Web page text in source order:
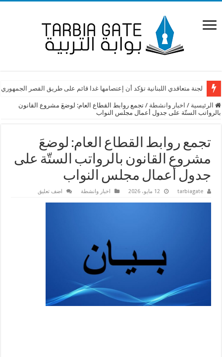
لجنة متعاقدي اللبنانية تؤكد أن إعتصامها غدا قائم على طريق القصر الجمهوري
الرئيسية / اخبار وانشطة / تجمع روابط القطاع العام: لوضعَ مشروع القانون
بالرواتب الستّة على جدول أعمال مجلس النواب
تجمع روابط القطاع العام: لوضعَ
مشروع القانون بالرواتب الستّة على
جدول أعمال مجلس النواب
tarbiagate 12 مايو، 2026 اخبار وانشطة اضف تعليق